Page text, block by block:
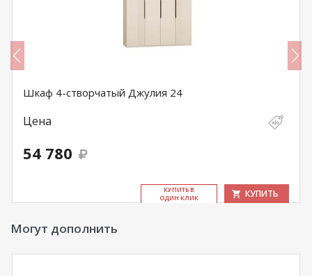
Шкаф 4-створчатый Джулия 24
Цена
54 780
КУ­ПИТЬ В
ОДИН КЛИК
КУПИТЬ
Могут дополнить